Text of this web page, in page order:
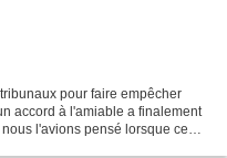
pour faire empêcher
accord à l'amiable a finalement
l'avions pensé lorsque ce